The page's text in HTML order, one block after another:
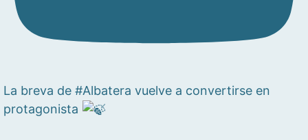
La breva de #Albatera vuelve a convertirse en
protagonista